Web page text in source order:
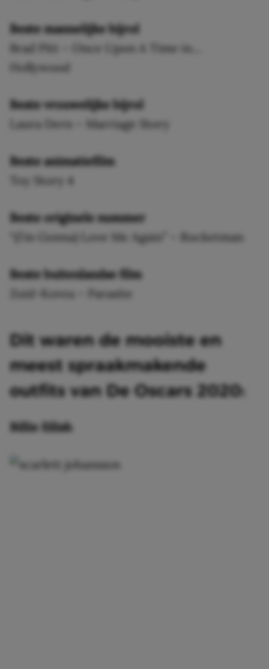
Beste mannelijke bijrol
Brad Pitt – Once Upon A Time in…
Hollywood
Beste vrouwelijke bijrol
Laura Dern – Marriage Story
Beste animatiefilm
Toy Story 4
Beste originele nummer
“(I’m Gonna) Love Me Again” – Rocketman
Beste buitenlandse film
Zuid-Korea – Parasite
Dit waren de mooiste en
meest spraakmakende
outfits van De Oscars 2020:
Billie Eilish